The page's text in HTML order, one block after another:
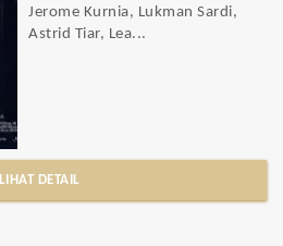
Jerome Kurnia, Lukman Sardi,
Astrid Tiar, Lea...
LIHAT DETAIL